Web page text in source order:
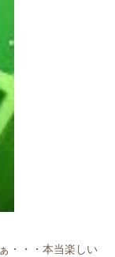
・・・本当楽しい